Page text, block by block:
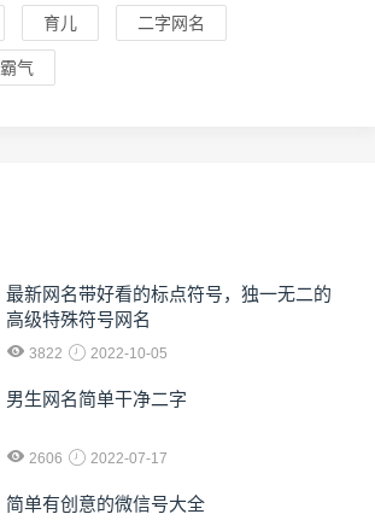
育儿 二字网名
霸气
最新网名带好看的标点符号，独一无二的
高级特殊符号网名
3822 2022-10-05
男生网名简单干净二字
2606 2022-07-17
简单有创意的微信号大全